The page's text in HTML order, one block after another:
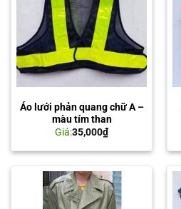
Áo lưới phản quang chữ A –
màu tím than
Giá:35,000₫